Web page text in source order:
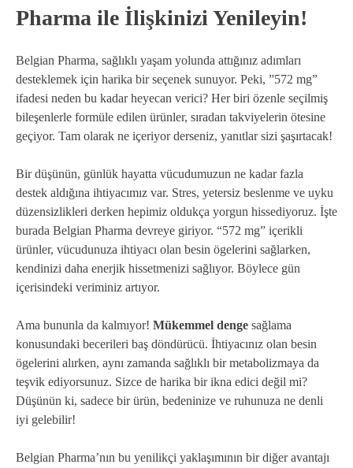
Pharma ile İlişkinizi Yenileyin!
Belgian Pharma, sağlıklı yaşam yolunda attığınız adımları
desteklemek için harika bir seçenek sunuyor. Peki, ”572 mg”
ifadesi neden bu kadar heyecan verici? Her biri özenle seçilmiş
bileşenlerle formüle edilen ürünler, sıradan takviyelerin ötesine
geçiyor. Tam olarak ne içeriyor derseniz, yanıtlar sizi şaşırtacak!
Bir düşünün, günlük hayatta vücudumuzun ne kadar fazla
destek aldığına ihtiyacımız var. Stres, yetersiz beslenme ve uyku
düzensizlikleri derken hepimiz oldukça yorgun hissediyoruz. İşte
burada Belgian Pharma devreye giriyor. “572 mg” içerikli
ürünler, vücudunuza ihtiyacı olan besin ögelerini sağlarken,
kendinizi daha enerjik hissetmenizi sağlıyor. Böylece gün
içerisindeki veriminiz artıyor.
Ama bununla da kalmıyor! Mükemmel denge sağlama
konusundaki becerileri baş döndürücü. İhtiyacınız olan besin
ögelerini alırken, aynı zamanda sağlıklı bir metabolizmaya da
teşvik ediyorsunuz. Sizce de harika bir ikna edici değil mi?
Düşünün ki, sadece bir ürün, bedeninize ve ruhunuza ne denli
iyi gelebilir!
Belgian Pharma’nın bu yenilikçi yaklaşımının bir diğer avantajı